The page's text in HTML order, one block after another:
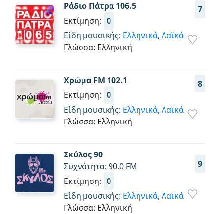
Ράδιο Πάτρα 106.5
7
Εκτίμηση: 0
Είδη μουσικής: Ελληνικά, Λαϊκά
Γλώσσα: Ελληνική
Χρώμα FM 102.1
8
Εκτίμηση: 0
Είδη μουσικής: Ελληνικά, Λαϊκά
Γλώσσα: Ελληνική
Σκύλος 90
9
Συχνότητα: 90.0 FM
Εκτίμηση: 0
Είδη μουσικής: Ελληνικά, Λαϊκά
Γλώσσα: Ελληνική